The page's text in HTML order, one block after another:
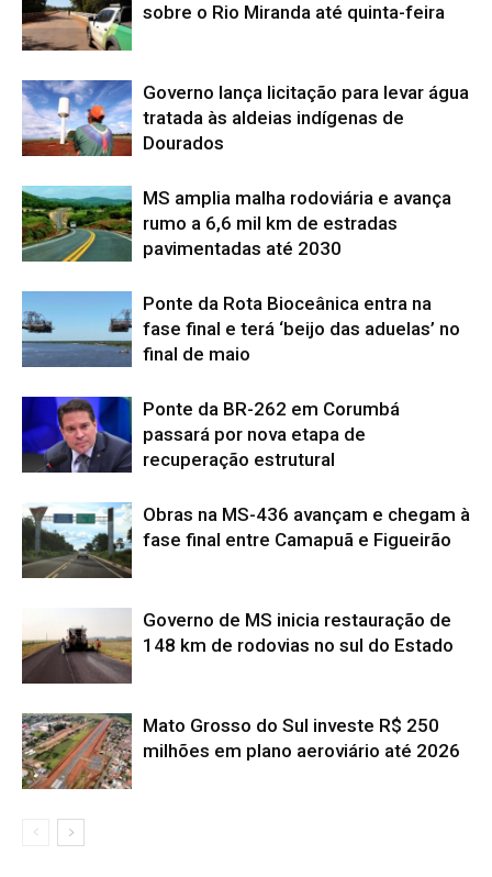
sobre o Rio Miranda até quinta-feira
Governo lança licitação para levar água
tratada às aldeias indígenas de
Dourados
MS amplia malha rodoviária e avança
rumo a 6,6 mil km de estradas
pavimentadas até 2030
Ponte da Rota Bioceânica entra na
fase final e terá ‘beijo das aduelas’ no
final de maio
Ponte da BR-262 em Corumbá
passará por nova etapa de
recuperação estrutural
Obras na MS-436 avançam e chegam à
fase final entre Camapuã e Figueirão
Governo de MS inicia restauração de
148 km de rodovias no sul do Estado
Mato Grosso do Sul investe R$ 250
milhões em plano aeroviário até 2026